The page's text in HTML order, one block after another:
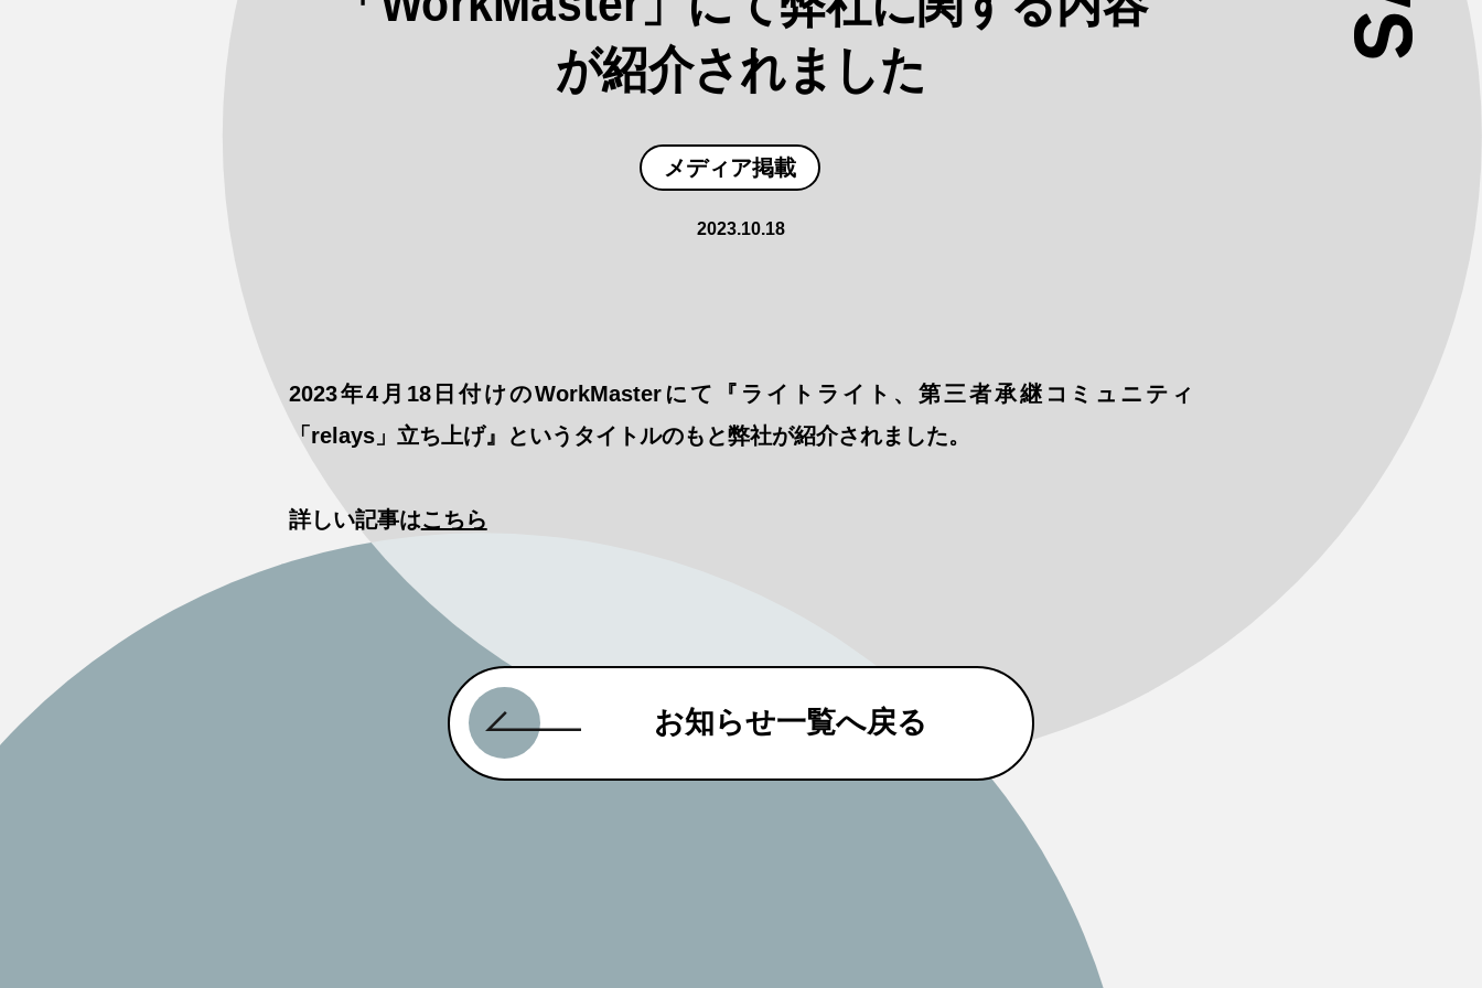
が紹介されました
メディア掲載
2023.10.18
2023年4月18日付けのWorkMasterにて『ライトライト、第三者承継コミュニティ
「relays」立ち上げ』というタイトルのもと弊社が紹介されました。
詳しい記事はこちら
お知らせ一覧へ戻る